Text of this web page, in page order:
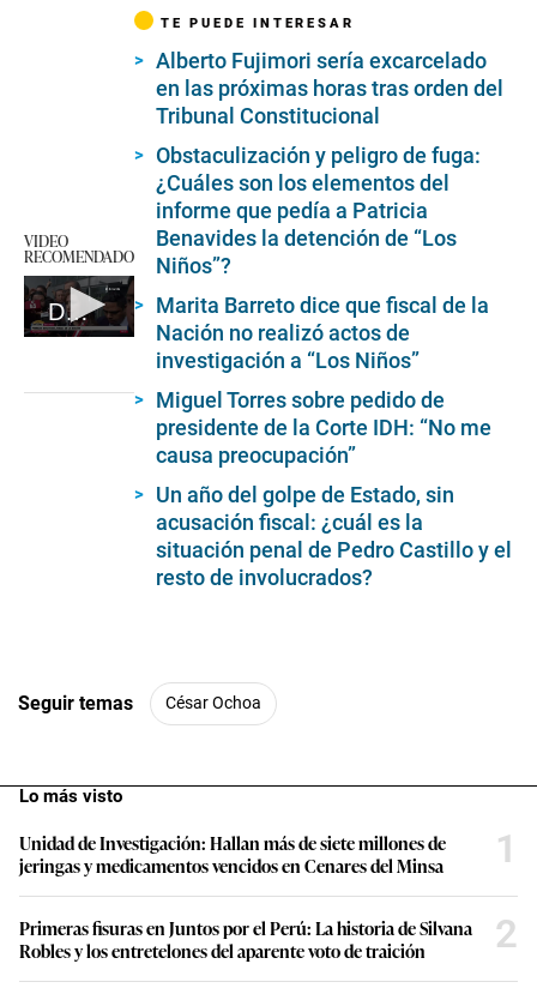
VIDEO
RECOMENDADO
Declaraciones de Patricia Benavides
TE PUEDE INTERESAR
Alberto Fujimori sería excarcelado
en las próximas horas tras orden del
Tribunal Constitucional
Obstaculización y peligro de fuga:
¿Cuáles son los elementos del
informe que pedía a Patricia
Benavides la detención de “Los
Niños”?
Marita Barreto dice que fiscal de la
Nación no realizó actos de
investigación a “Los Niños”
Miguel Torres sobre pedido de
presidente de la Corte IDH: “No me
causa preocupación”
Un año del golpe de Estado, sin
acusación fiscal: ¿cuál es la
situación penal de Pedro Castillo y el
resto de involucrados?
Seguir temas César Ochoa
Lo más visto
Unidad de Investigación: Hallan más de siete millones de
jeringas y medicamentos vencidos en Cenares del Minsa
1
Primeras fisuras en Juntos por el Perú: La historia de Silvana
Robles y los entretelones del aparente voto de traición
2